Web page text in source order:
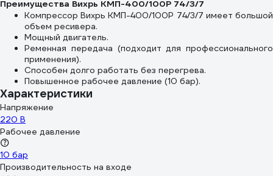
Преимущества Вихрь КМП-400/100P 74/3/7
Компрессор Вихрь КМП-400/100P 74/3/7 имеет большой
объем ресивера.
Мощный двигатель.
Ременная передача (подходит для профессионального
применения).
Способен долго работать без перегрева.
Повышенное рабочее давление (10 бар).
Характеристики
Напряжение
220 В
Рабочее давление
10 бар
Производительность на входе